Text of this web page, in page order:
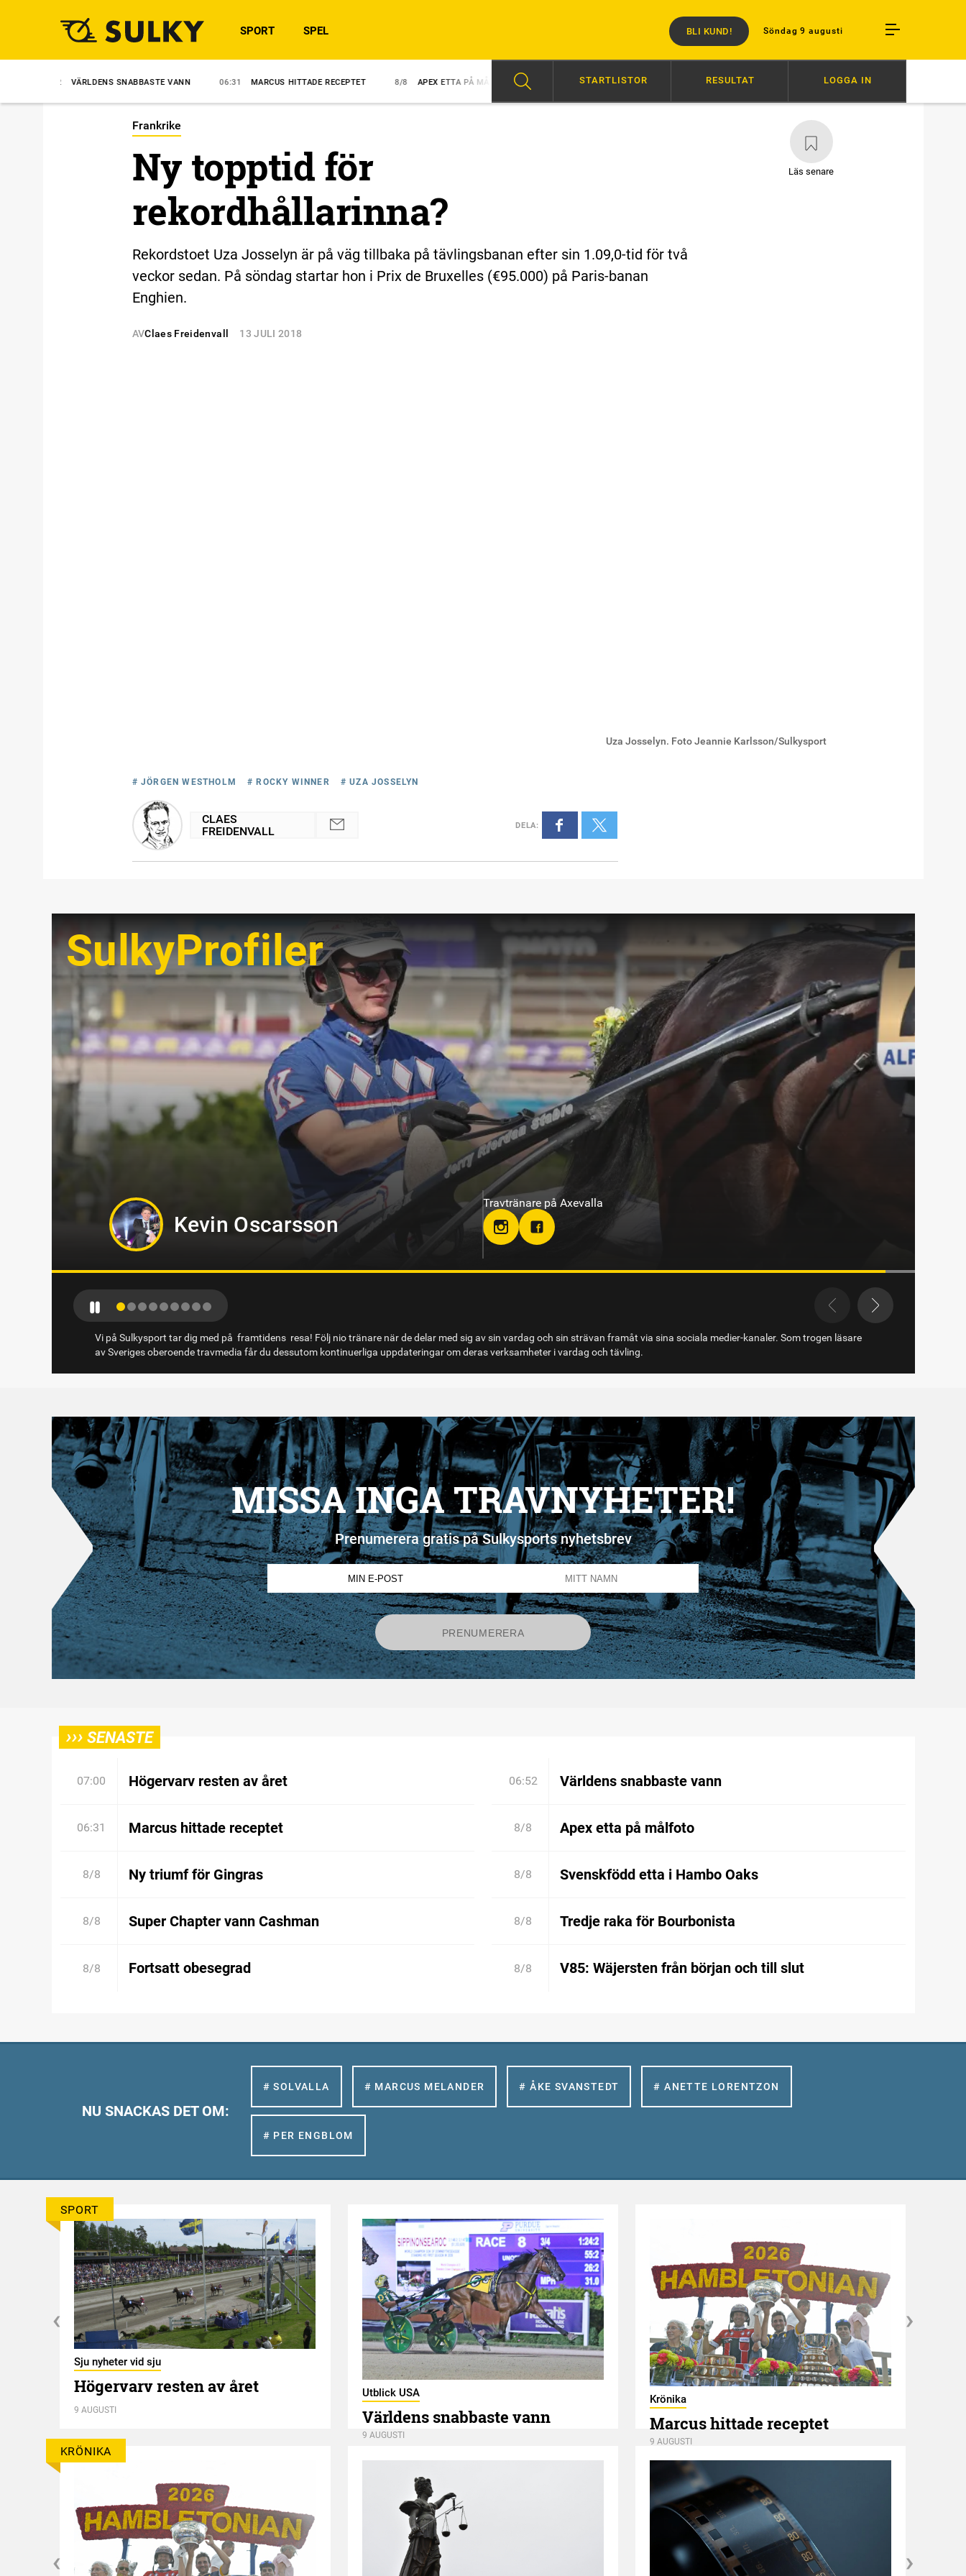
Söndag 9 augusti
SPORT SPEL BLI KUND!
VÄRLDENS SNABBASTE VANN 06:31 MARCUS HITTADE RECEPTET 8/8 APEX ETTA PÅ MÅLFOTO 8/8 NY TRIUMF FÖR GINGRAS 07:00 HÖGERVARV RESTEN AV ÅRET 06:52 VÄRLDENS SNABBASTE VANN
STARTLISTOR RESULTAT LOGGA IN
Frankrike
Läs senare
Ny topptid för
rekordhållarinna?
Rekordstoet Uza Josselyn är på väg tillbaka på tävlingsbanan efter sin 1.09,0-tid för två
veckor sedan. På söndag startar hon i Prix de Bruxelles (€95.000) på Paris-banan
Enghien.
AVClaes Freidenvall 13 JULI 2018
Uza Josselyn. Foto Jeannie Karlsson/Sulkysport
# JÖRGEN WESTHOLM # ROCKY WINNER # UZA JOSSELYN
CLAES
FREIDENVALL
DELA:
SulkyProfiler
Oskar Kylin Blom
Travtränare på Gävletravet
Vi på Sulkysport tar dig med på framtidens resa! Följ nio tränare när de delar med sig av sin vardag och sin strävan framåt via sina sociala medier-kanaler. Som trogen läsare
av Sveriges oberoende travmedia får du dessutom kontinuerliga uppdateringar om deras verksamheter i vardag och tävling.
MISSA INGA TRAVNYHETER!
Prenumerera gratis på Sulkysports nyhetsbrev
››› SENASTE
07:00 Högervarv resten av året 06:52 Världens snabbaste vann
06:31 Marcus hittade receptet 8/8 Apex etta på målfoto
8/8 Ny triumf för Gingras 8/8 Svenskfödd etta i Hambo Oaks
8/8 Super Chapter vann Cashman 8/8 Tredje raka för Bourbonista
8/8 Fortsatt obesegrad 8/8 V85: Wäjersten från början och till slut
NU SNACKAS DET OM:
# SOLVALLA # MARCUS MELANDER # ÅKE SVANSTEDT # ANETTE LORENTZON
# PER ENGBLOM
SPORT
Sju nyheter vid sju
Högervarv resten av året
9 AUGUSTI
Utblick USA
Världens snabbaste vann
9 AUGUSTI
Krönika
Marcus hittade receptet
9 AUGUSTI
KRÖNIKA